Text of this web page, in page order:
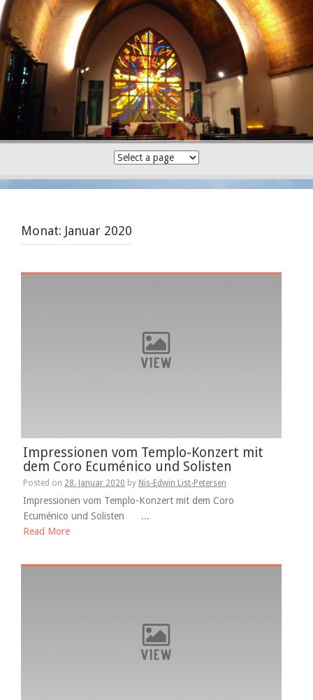
Skip
to
content
Monat: Januar 2020
Impressionen vom Templo-Konzert mit
dem Coro Ecuménico und Solisten
Posted on 28. Januar 2020 by Nis-Edwin List-Petersen
Impressionen vom Templo-Konzert mit dem Coro
Ecuménico und Solisten ...
Read More